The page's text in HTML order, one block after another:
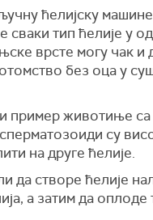
ћелијску
сваки тип ћелије у
врсте могу чак и
без оца у
пример животиње са
су
на друге ћелије.
да створе ћелије
а затим да оплоде